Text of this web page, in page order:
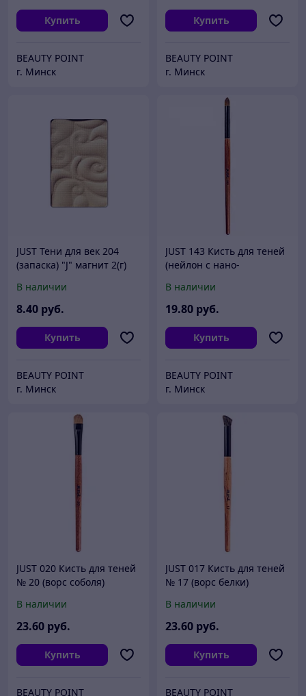
Купить
BEAUTY POINT
г. Минск
Купить
BEAUTY POINT
г. Минск
JUST Тени для век 204
(запаска) "J" магнит 2(г)
В наличии
8.40 руб.
Купить
BEAUTY POINT
г. Минск
JUST 143 Кисть для теней
(нейлон с нано-
В наличии
19.80 руб.
Купить
BEAUTY POINT
г. Минск
JUST 020 Кисть для теней
№ 20 (ворс соболя)
В наличии
23.60 руб.
Купить
BEAUTY POINT
JUST 017 Кисть для теней
№ 17 (ворс белки)
В наличии
23.60 руб.
Купить
BEAUTY POINT